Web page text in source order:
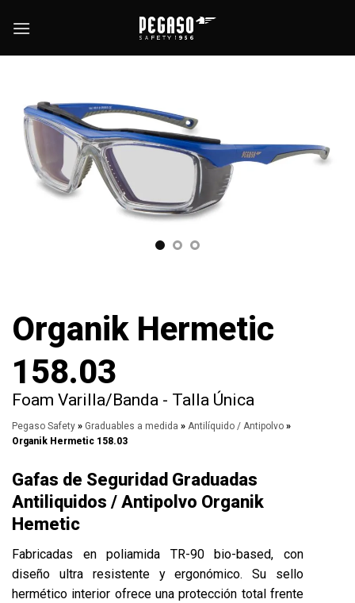
Organik Hermetic
158.03
Foam Varilla/Banda - Talla Única
Pegaso Safety » Graduables a medida » Antilíquido / Antipolvo »
Organik Hermetic 158.03
Gafas de Seguridad Graduadas
Antiliquidos / Antipolvo Organik
Hemetic
Fabricadas en poliamida TR-90 bio-based, con
diseño ultra resistente y ergonómico. Su sello
hermético interior ofrece una protección total frente